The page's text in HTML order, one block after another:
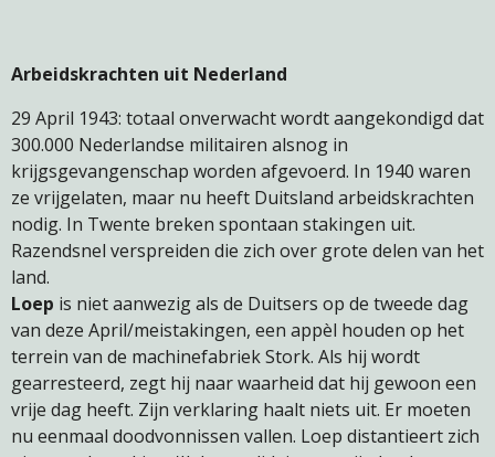
Arbeidskrachten uit Nederland
29 April 1943: totaal onverwacht wordt aangekondigd dat
300.000 Nederlandse militairen alsnog in
krijgsgevangenschap worden afgevoerd. In 1940 waren
ze vrijgelaten, maar nu heeft Duitsland arbeidskrachten
nodig. In Twente breken spontaan stakingen uit.
Razendsnel verspreiden die zich over grote delen van het
land.
Loep is niet aanwezig als de Duitsers op de tweede dag
van deze April/meistakingen, een appèl houden op het
terrein van de machinefabriek Stork. Als hij wordt
gearresteerd, zegt hij naar waarheid dat hij gewoon een
vrije dag heeft. Zijn verklaring haalt niets uit. Er moeten
nu eenmaal doodvonnissen vallen. Loep distantieert zich